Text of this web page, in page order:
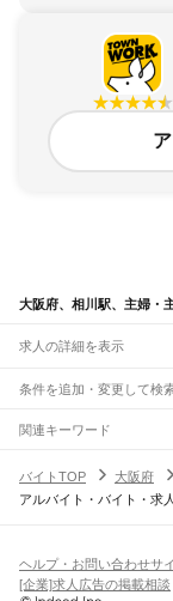
大阪府、相川駅、主婦・
求人の詳細を表示
条件を追加・変更して検
市区町村を追加・変更
大阪府すべて
大阪市 すべて
平野区北区中央区
堺市すべて
駅を追加・変更
JR神戸線(大阪～神戸)
職種を追加・変更
飲食・フードサービス
ホールスタッフキッチ
人気
雇用形態を追加・変更
関連キーワード
バイトTOP
大阪府
アルバイト・バイト・求人
ヘルプ・お問い合わせサ
[企業]求人広告の掲載相談